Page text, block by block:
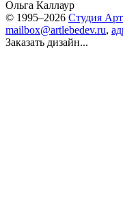
Ольга Каллаур
© 1995–2026 Студия
mailbox@artlebedev.ru,
Заказать дизайн...